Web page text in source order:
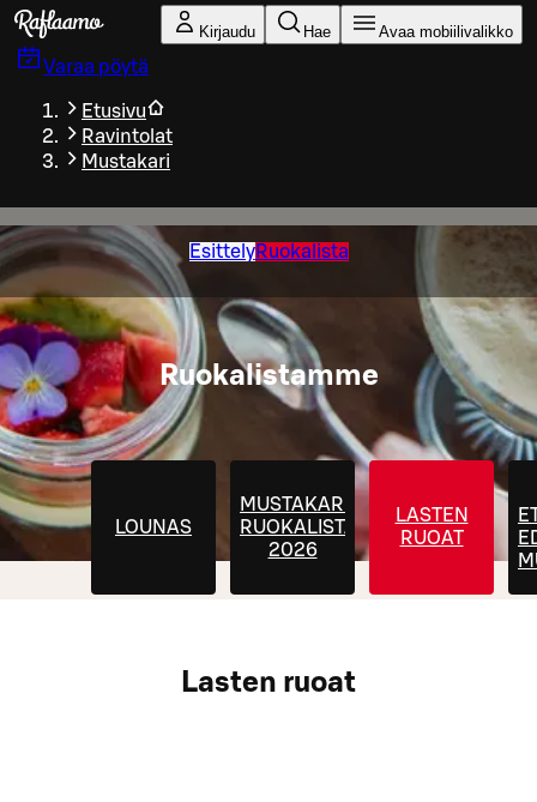
Siirry pääsisältöön
Kirjaudu Hae Avaa mobiilivalikko
Varaa pöytä
Etusivu
Ravintolat
Mustakari
EsittelyRuokalista
Ruokalistamme
LOUNAS
MUSTAKARIN
RUOKALISTA
2026
LASTEN
RUOAT
Lasten ruoat